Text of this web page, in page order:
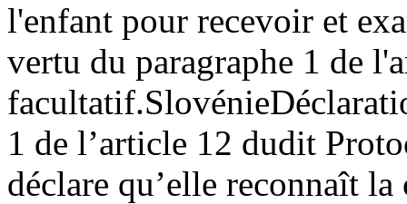
l'enfant pour recevoir et
vertu du paragraphe 1 de
facultatif.Slovénie
1 de l’article 12 dudit
déclare qu’elle reconnaît